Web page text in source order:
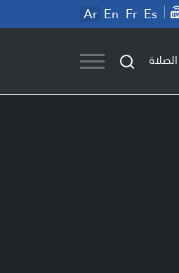
Ar En Fr Es